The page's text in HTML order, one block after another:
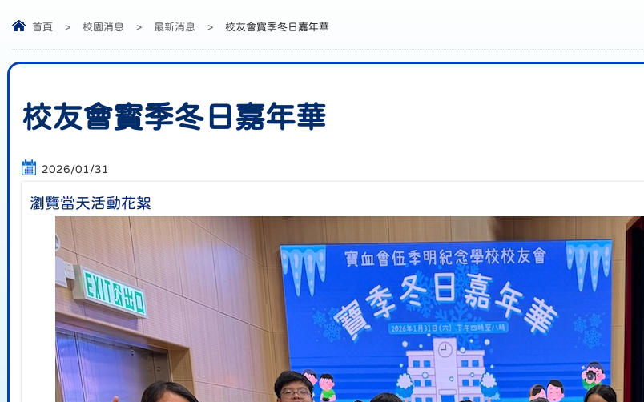
首頁 > 校園消息 > 最新消息 > 校友會寳季冬日嘉年華
校友會寳季冬日嘉年華
2026/01/31
瀏覽當天活動花絮